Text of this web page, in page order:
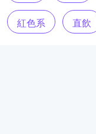
紅色系 直飲